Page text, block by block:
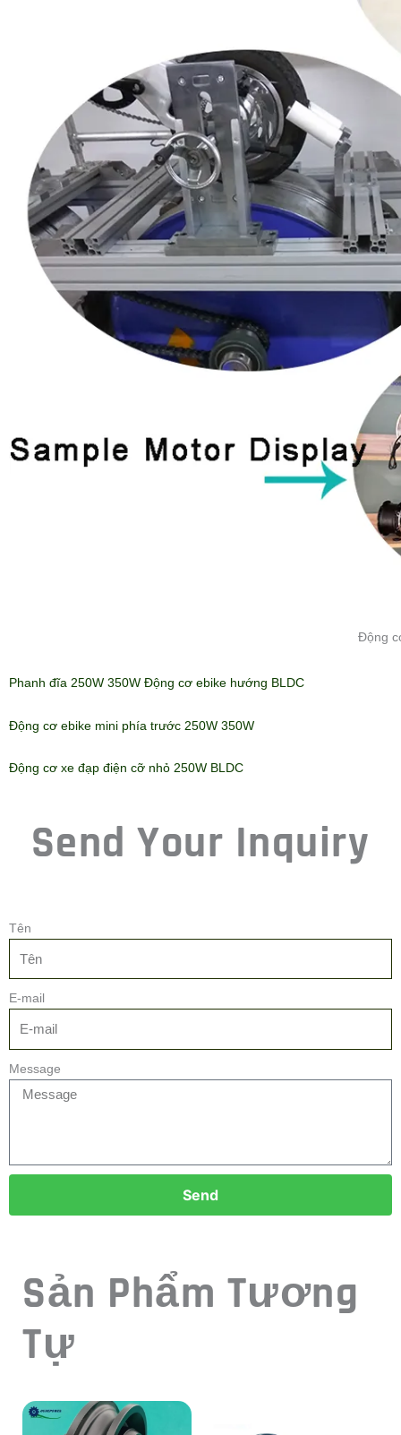
Động
Phanh đĩa 250W 350W Động cơ ebike hướng BLDC
Động cơ ebike mini phía trước 250W 350W
Động cơ xe đạp điện cỡ nhỏ 250W BLDC
Send Your Inquiry
Tên
E-mail
Message
Send
Sản Phẩm Tương
Tự